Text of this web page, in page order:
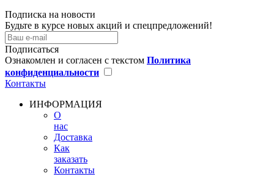
Подписка на новости
Будьте в курсе новых акций и спецпредложений!
Подписаться
Ознакомлен и согласен с текстом Политика
конфиденциальности
Контакты
ИНФОРМАЦИЯ
О
нас
Доставка
Как
заказать
Контакты